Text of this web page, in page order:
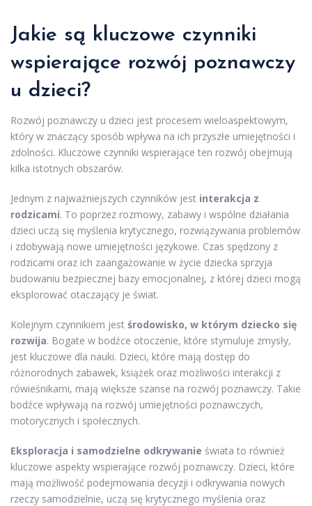
Jakie są kluczowe czynniki
wspierające rozwój poznawczy
u dzieci?
Rozwój poznawczy u dzieci jest procesem wieloaspektowym,
który w znaczący sposób wpływa na ich przyszłe umiejętności i
zdolności. Kluczowe czynniki wspierające ten rozwój obejmują
kilka istotnych obszarów.
Jednym z najważniejszych czynników jest interakcja z
rodzicami. To poprzez rozmowy, zabawy i wspólne działania
dzieci uczą się myślenia krytycznego, rozwiązywania problemów
i zdobywają nowe umiejętności językowe. Czas spędzony z
rodzicami oraz ich zaangażowanie w życie dziecka sprzyja
budowaniu bezpiecznej bazy emocjonalnej, z której dzieci mogą
eksplorować otaczający je świat.
Kolejnym czynnikiem jest środowisko, w którym dziecko się
rozwija. Bogate w bodźce otoczenie, które stymuluje zmysły,
jest kluczowe dla nauki. Dzieci, które mają dostęp do
różnorodnych zabawek, książek oraz możliwości interakcji z
rówieśnikami, mają większe szanse na rozwój poznawczy. Takie
bodźce wpływają na rozwój umiejętności poznawczych,
motorycznych i społecznych.
Eksploracja i samodzielne odkrywanie świata to również
kluczowe aspekty wspierające rozwój poznawczy. Dzieci, które
mają możliwość podejmowania decyzji i odkrywania nowych
rzeczy samodzielnie, uczą się krytycznego myślenia oraz